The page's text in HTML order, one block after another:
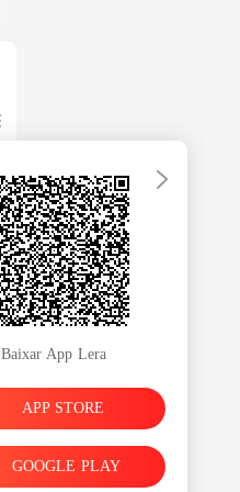
Baixar App Lera
APP STORE
GOOGLE PLAY